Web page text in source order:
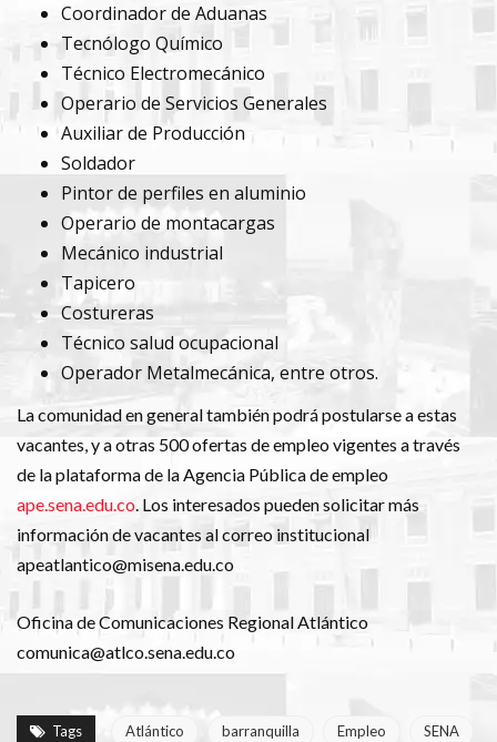
Coordinador de Aduanas
Tecnólogo Químico
Técnico Electromecánico
Operario de Servicios Generales
Auxiliar de Producción
Soldador
Pintor de perfiles en aluminio
Operario de montacargas
Mecánico industrial
Tapicero
Costureras
Técnico salud ocupacional
Operador Metalmecánica, entre otros.
La comunidad en general también podrá postularse a estas
vacantes, y a otras 500 ofertas de empleo vigentes a través
de la plataforma de la Agencia Pública de empleo
ape.sena.edu.co. Los interesados pueden solicitar más
información de vacantes al correo institucional
apeatlantico@misena.edu.co
Oficina de Comunicaciones Regional Atlántico
comunica@atlco.sena.edu.co
Tags Atlántico barranquilla Empleo SENA